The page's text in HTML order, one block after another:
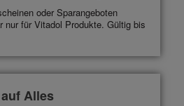
oder Sparangeboten
nur für Vitadol Produkte. Gültig bis
Alles